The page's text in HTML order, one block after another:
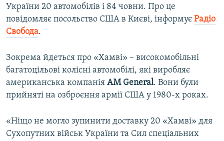
України 20 автомобілів і 84 човни. Про це
повідомляє посольство США в Києві, інформує Радіо
Свобода.
Зокрема йдеться про «Хамві» – високомобільні
багатоцільові колісні автомобілі, які виробляє
американська компанія AM General. Вони були
прийняті на озброєння армії США у 1980-х роках.
«Ніщо не могло зупинити доставку 20 «Хамві» для
Сухопутних військ України та Сил спеціальних